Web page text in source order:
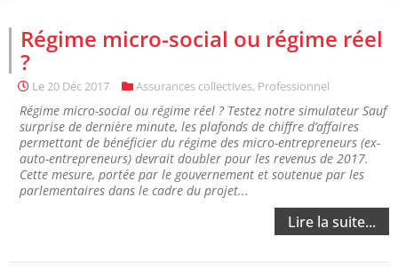
Régime micro-social ou régime réel
?
Le20 Déc 2017 Assurances collectives, Professionnel
Régime micro-social ou régime réel ? Testez notre simulateur Sauf
surprise de dernière minute, les plafonds de chiffre d’affaires
permettant de bénéficier du régime des micro-entrepreneurs (ex-
auto-entrepreneurs) devrait doubler pour les revenus de 2017.
Cette mesure, portée par le gouvernement et soutenue par les
parlementaires dans le cadre du projet...
Lire la suite...